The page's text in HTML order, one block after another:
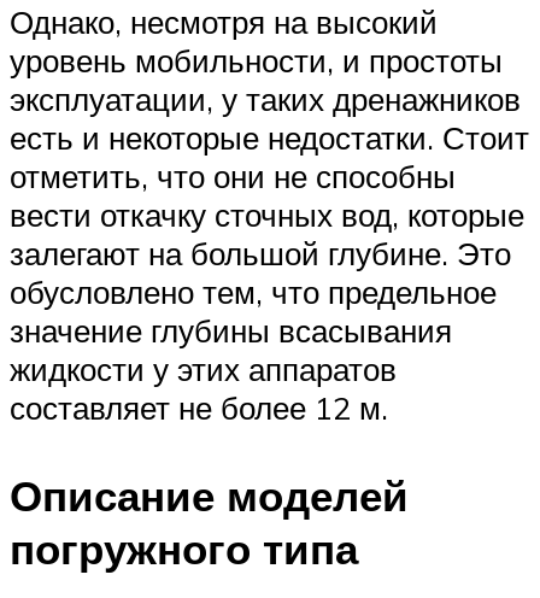
Однако, несмотря на высокий
уровень мобильности, и простоты
эксплуатации, у таких дренажников
есть и некоторые недостатки. Стоит
отметить, что они не способны
вести откачку сточных вод, которые
залегают на большой глубине. Это
обусловлено тем, что предельное
значение глубины всасывания
жидкости у этих аппаратов
составляет не более 12 м.
Описание моделей
погружного типа